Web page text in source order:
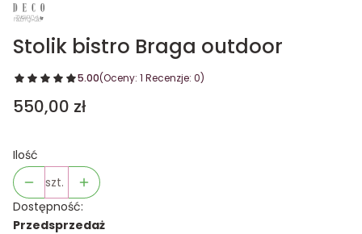
Stolik bistro Braga outdoor
5.00(Oceny: 1 Recenzje: 0)
Cena
550,00 zł
Ilość
szt.
Dostępność:
Przedsprzedaż